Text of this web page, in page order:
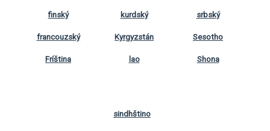
finský
francouzský
Fríština
kurdský
Kyrgyzstán
lao
srbský
Sesotho
Shona
sindhštino